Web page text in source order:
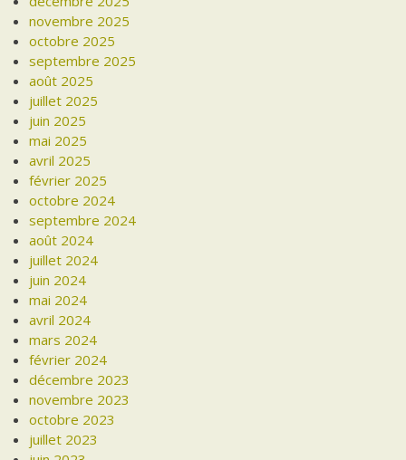
novembre 2025
octobre 2025
septembre 2025
août 2025
juillet 2025
juin 2025
mai 2025
avril 2025
février 2025
octobre 2024
septembre 2024
août 2024
juillet 2024
juin 2024
mai 2024
avril 2024
mars 2024
février 2024
décembre 2023
novembre 2023
octobre 2023
juillet 2023